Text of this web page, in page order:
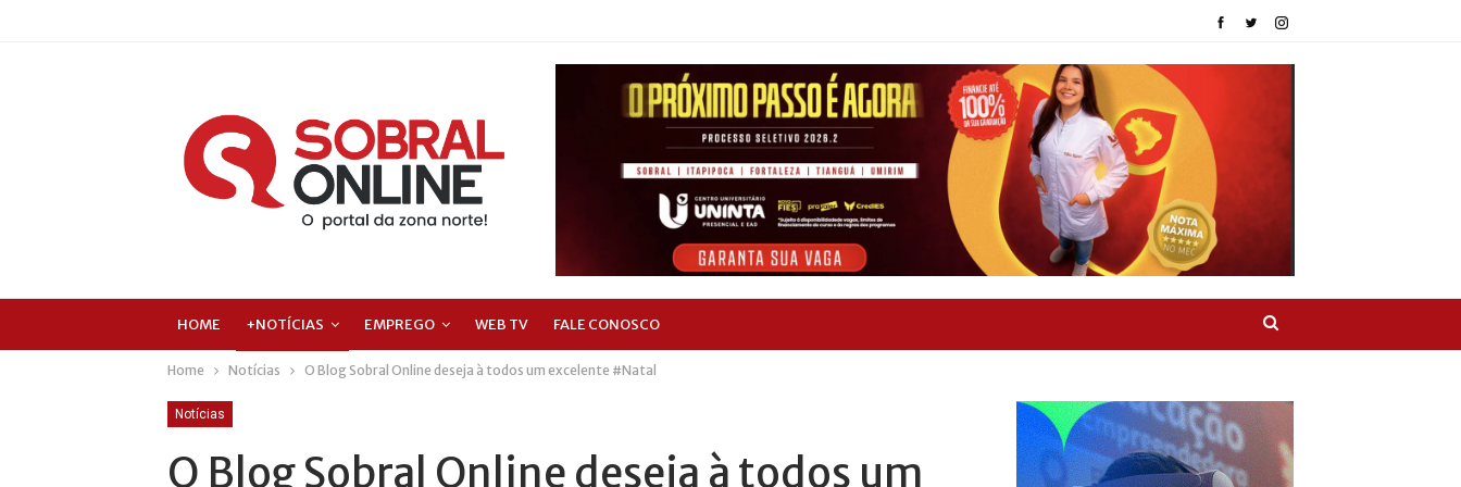
HOME +NOTÍCIAS EMPREGO WEB TV FALE CONOSCO
Home Notícias O Blog Sobral Online deseja à todos um excelente #Natal
Notícias
O Blog Sobral Online deseja à todos um